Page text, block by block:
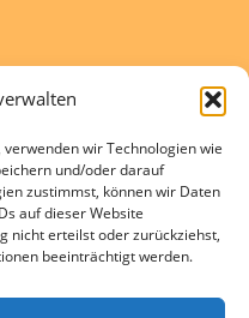
wir Technologien wie
und/oder darauf
zustimmst, können wir Daten
auf dieser Website
nicht erteilst oder zurückziehst,
beeinträchtigt werden.
rundum
und